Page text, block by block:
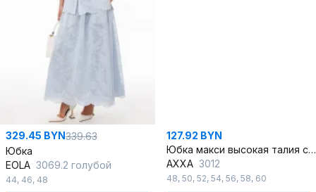
329.45 BYN339.63
Юбка
EOLA 3069.2 голубой
44, 46, 48
127.92 BYN
Юбка макси высокая талия с разрезом из вискозы
AXXA 3012
48, 50, 52, 54, 56, 58, 60